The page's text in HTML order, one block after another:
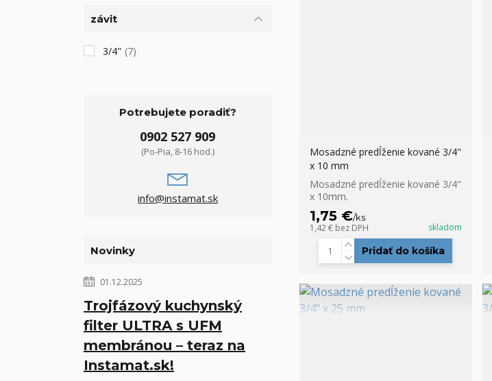
Mosadzné predĺženie kované 3/4"
x 10 mm
Mosadzné predĺženie kované 3/4"
x 10mm.
1,75 €/ks
1,42 € bez DPH skladom
Pridať do košíka
závit
3/4" (7)
Potrebujete poradiť?
0902 527 909
(Po-Pia, 8-16 hod.)
info@instamat.sk
Novinky
01.12.2025
Trojfázový kuchynský
filter ULTRA s UFM
membránou – teraz na
Instamat.sk!